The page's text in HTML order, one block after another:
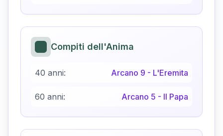
Compiti dell'Anima
40 anni: Arcano 9 - L'Eremita
60 anni: Arcano 5 - Il Papa